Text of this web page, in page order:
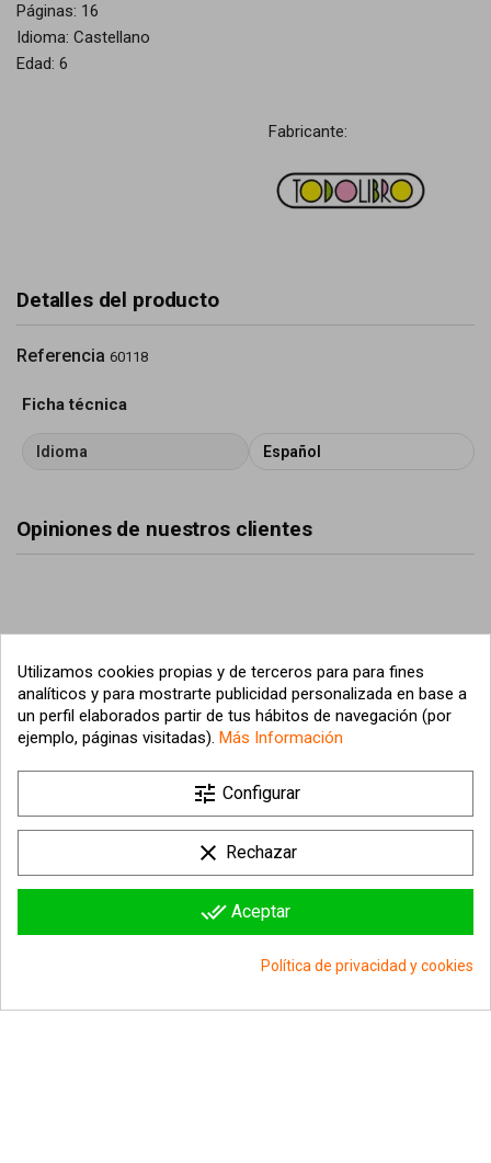
Páginas: 16
Idioma: Castellano
Edad: 6
Fabricante:
Detalles del producto
Referencia 60118
Ficha técnica
Idioma Español
Opiniones de nuestros clientes
Información sobre la tienda 
Utilizamos cookies propias y de terceros para para fines
analíticos y para mostrarte publicidad personalizada en base a
un perfil elaborados partir de tus hábitos de navegación (por
ejemplo, páginas visitadas). Más Información
tune Configurar
clear Rechazar
done_all Aceptar
Política de privacidad y cookies